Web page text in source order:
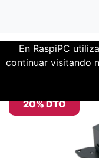
En RaspiPC
continuar visitando
Cajas Caja
20% DTO